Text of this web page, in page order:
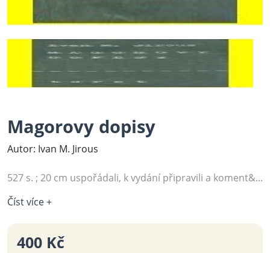
Magorovy dopisy
Autor: Ivan M. Jirous
527 s. ; 20 cm uspořádali, k vydání připravili a koment&...
Číst více +
400 Kč